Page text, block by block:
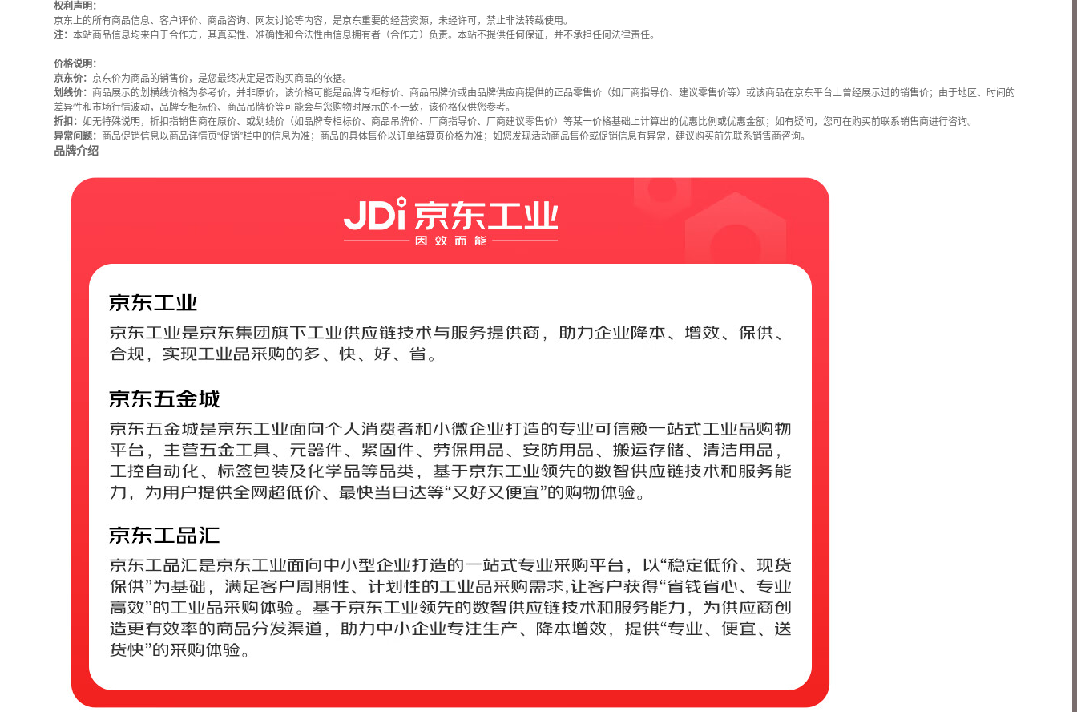
权利声明：
京东上的所有商品信息、客户评价、商品咨询、网友讨论等内容，是京东重要的经营资源，未经许可，禁止非法转载使用。
注： 本站商品信息均来自于合作方，其真实性、准确性和合法性由信息拥有者（合作方）负责。本站不提供任何保证，并不承担任何法律责任。
价格说明：
京东价： 京东价为商品的销售价，是您最终决定是否购买商品的依据。
划线价： 商品展示的划横线价格为参考价，并非原价，该价格可能是品牌专柜标价、商品吊牌价或由品牌供应商提供的正品零售价（如厂商指导价、建议零售价等）或该商品在京东平台上曾经展示过的销售价；由于地区、时间的
差异性和市场行情波动，品牌专柜标价、商品吊牌价等可能会与您购物时展示的不一致，该价格仅供您参考。
折扣： 如无特殊说明，折扣指销售商在原价、或划线价（如品牌专柜标价、商品吊牌价、厂商指导价、厂商建议零售价）等某一价格基础上计算出的优惠比例或优惠金额；如有疑问，您可在购买前联系销售商进行咨询。
异常问题： 商品促销信息以商品详情页“促销”栏中的信息为准；商品的具体售价以订单结算页价格为准；如您发现活动商品售价或促销信息有异常，建议购买前先联系销售商咨询。
品牌介绍